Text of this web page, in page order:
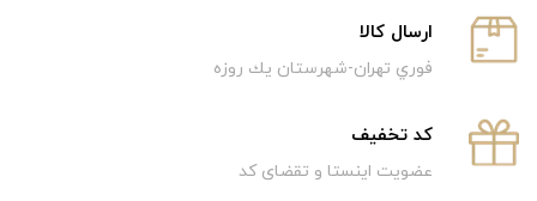
ارسال كالا
فوري تهران-شهرستان يك روزه
كد تخفيف
عضویت اینستا و تقضای کد